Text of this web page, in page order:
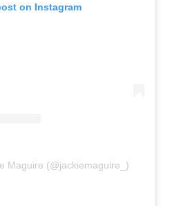
on Instagram
Maguire (@jackiemaguire_)